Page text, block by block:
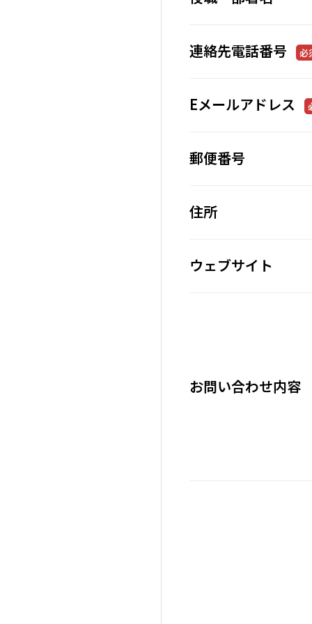
連絡先電話番号 必
Eメールアドレス
郵便番号
住所
ウェブサイト
お問い合わせ内容